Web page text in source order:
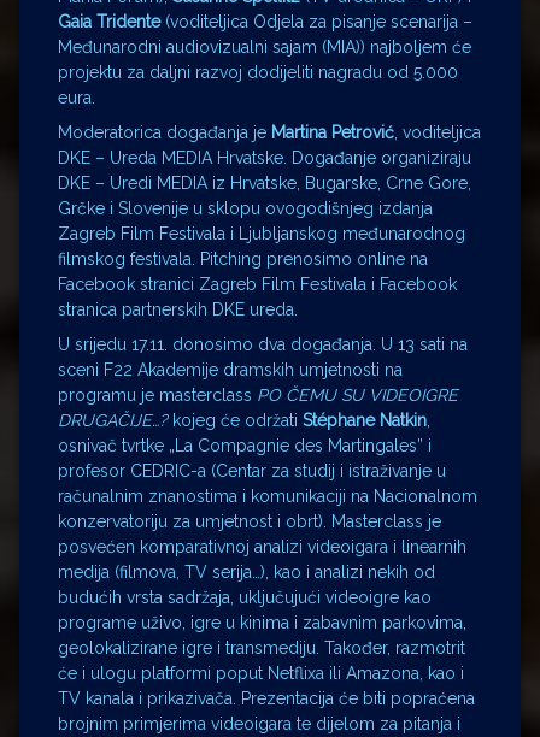
Gaia Tridente(voditeljica Odjela za pisanje scenarija –
Međunarodni audiovizualni sajam (MIA)) najboljem će
projektu za daljni razvoj dodijeliti nagradu od 5.000
eura.
Moderatorica događanja je Martina Petrović , voditeljica
DKE – Ureda MEDIA Hrvatske. Događanje organiziraju
DKE – Uredi MEDIA iz Hrvatske, Bugarske, Crne Gore,
Grčke i Slovenije u sklopu ovogodišnjeg izdanja
Zagreb Film Festivala i Ljubljanskog međunarodnog
filmskog festivala. Pitching prenosimo online na
Facebook stranici Zagreb Film Festivala i Facebook
stranica partnerskih DKE ureda.
U srijedu 17.11. donosimo dva događanja. U 13 sati na
sceni F22 Akademije dramskih umjetnosti na
programu je masterclass PO ČEMU SU VIDEOIGRE
DRUGAČIJE…?kojeg će održati Stéphane Natkin
osnivač tvrtke „La Compagnie des Martingales” i
profesor CEDRIC-a (Centar za studij i istraživanje u
računalnim znanostima i komunikaciji na Nacionalnom
konzervatoriju za umjetnost i obrt). Masterclass je
posvećen komparativnoj analizi videoigara i linearnih
medija (filmova, TV serija…), kao i analizi nekih od
budućih vrsta sadržaja, uključujući videoigre kao
programe uživo, igre u kinima i zabavnim parkovima,
geolokalizirane igre i transmediju. Također, razmotrit
će i ulogu platformi poput Netflixa ili Amazona, kao i
TV kanala i prikazivača. Prezentacija će biti popraćena
brojnim primjerima videoigara te dijelom za pitanja i